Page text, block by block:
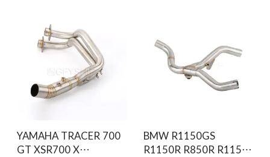
YAMAHA TRACER 700
GT XSR700 X…
BMW R1150GS
R1150R R850R R115…